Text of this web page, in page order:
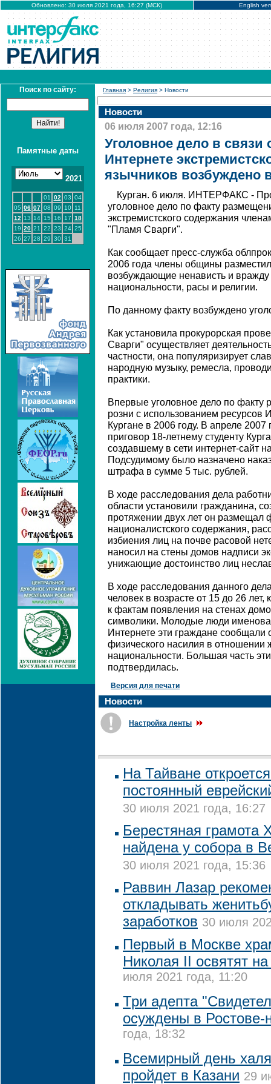
Обновлено: 30 июля 2021 года, 16:27 (МСК) English
Поиск по сайту:
Памятные даты
2021
01 02 03 04
05 06 07 08 09 10
11
12 13 14 15 16 17 18
19 20 21 22 23 24 25
26 27 28 29 30 31
Главная > Религия > Новости
Новости
06 июля 2007 года, 12:16
Уголовное дело в связи
Интернете
язычников возбуждено
Курган. 6 июля. ИНТЕРФАКС -
уголовное дело по факту
экстремистского содержания
"Пламя Сварги".
Как сообщает пресс-служба
2006 года члены общины
возбуждающие ненависть и
национальности, расы и религии.
По данному факту возбуждено
Как установила прокурорская
Сварги" осуществляет
частности, она популяризирует
народную музыку, ремесла,
практики.
Впервые уголовное дело по факту
розни с использованием ресурсов
Кургане в 2006 году. В апреле
приговор 18-летнему студенту
создавшему в сети интернет-сайт
Подсудимому было назначено
штрафа в сумме 5 тыс. рублей.
В ходе расследования дела
области установили гражданина,
протяжении двух лет он размещал
националистского содержания,
избиения лиц на почве расовой
наносил на стены домов надписи
унижающие достоинство лиц
В ходе расследования данного
человек в возрасте от 15 до 26
к фактам появления на стенах
символики. Молодые люди
Интернете эти граждане
физического насилия в отношении
национальности. Большая часть
подтвердилась.
Версия для печати
Новости
Настройка ленты
На Тайване
постоянный
30 июля 2021 года, 16:27
Берестяная грамота
найдена у собора в
30 июля 2021 года, 15:36
Раввин Лазар
откладывать
заработков 30 июля
Первый в Москве
Николая II освятят
июля 2021 года, 11:20
Три адепта
осуждены в Ростове-
года, 18:32
Всемирный день
пройдет в Казани 29